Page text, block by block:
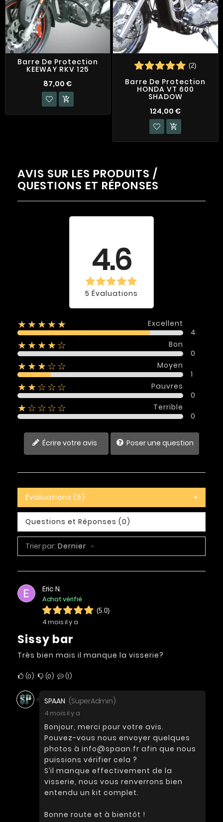
Barre De Protection
KEEWAY RKV 125
87,00 €

(2)
Barre De Protection
HONDA VT 600
SHADOW
124,00 €

AVIS SUR LES PRODUITS /
QUESTIONS ET RÉPONSES
4.6
5 Évaluations
★★★★★
Excellent
4
★★★★☆
Bon
0
★★★☆☆
Moyen
1
★★☆☆☆
Pauvres
0
★☆☆☆☆
Terrible
0
Écrire votre avis Poser une question
Évaluations (5)
Questions et Réponses (0)
Trier par: Dernier
E Eric N.
Achat vérifié
(5.0)
4 mois il y a
Sissy bar
Très bien mais il manque la visserie?
0 0 1
SPAAN (SuperAdmin)
4 mois il y a
Bonjour, merci pour votre avis.
Pouvez-vous nous envoyer quelques
photos à info@spaan.fr afin que nous
puissions vérifier cela ?
S’il manque effectivement de la
visserie, nous vous renverrons bien
entendu un kit complet.
Bonne route et à bientôt !